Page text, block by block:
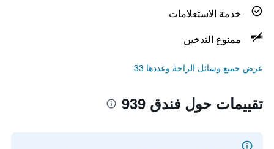
خدمة الاستعلامات
ممنوع التدخين
عرض جميع وسائل الراحة وعددها 33
تقييمات حول فندق 939